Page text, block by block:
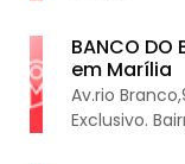
BANCO DO
em Marília
Av.rio
Exclusivo.